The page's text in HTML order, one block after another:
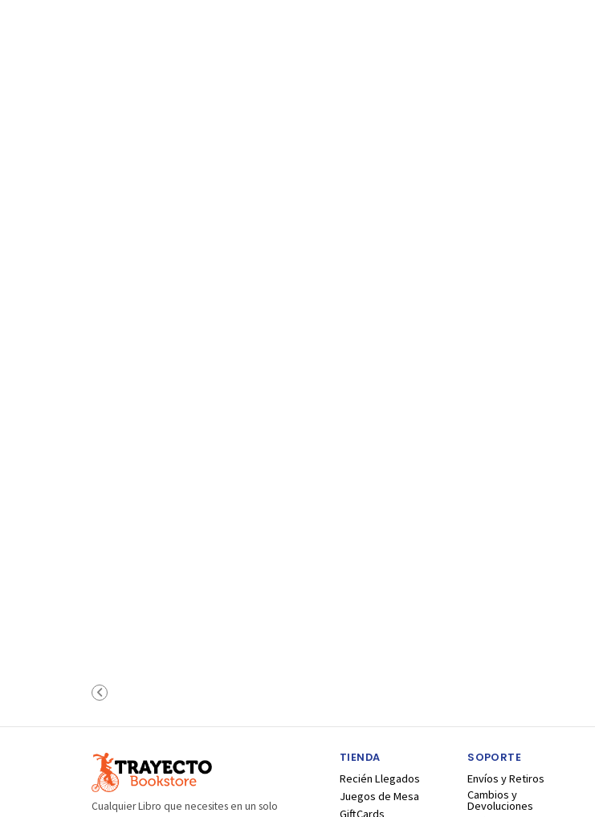
Cualquier Libro que necesites en un solo
TIENDA
Recién Llegados
Juegos de Mesa
GiftCards
SOPORTE
Envíos y Retiros
Cambios y
Devoluciones